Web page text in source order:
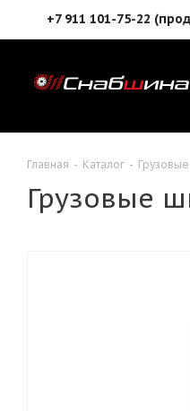
+7 911 101-75-22
Главная - Каталог -
Грузовые